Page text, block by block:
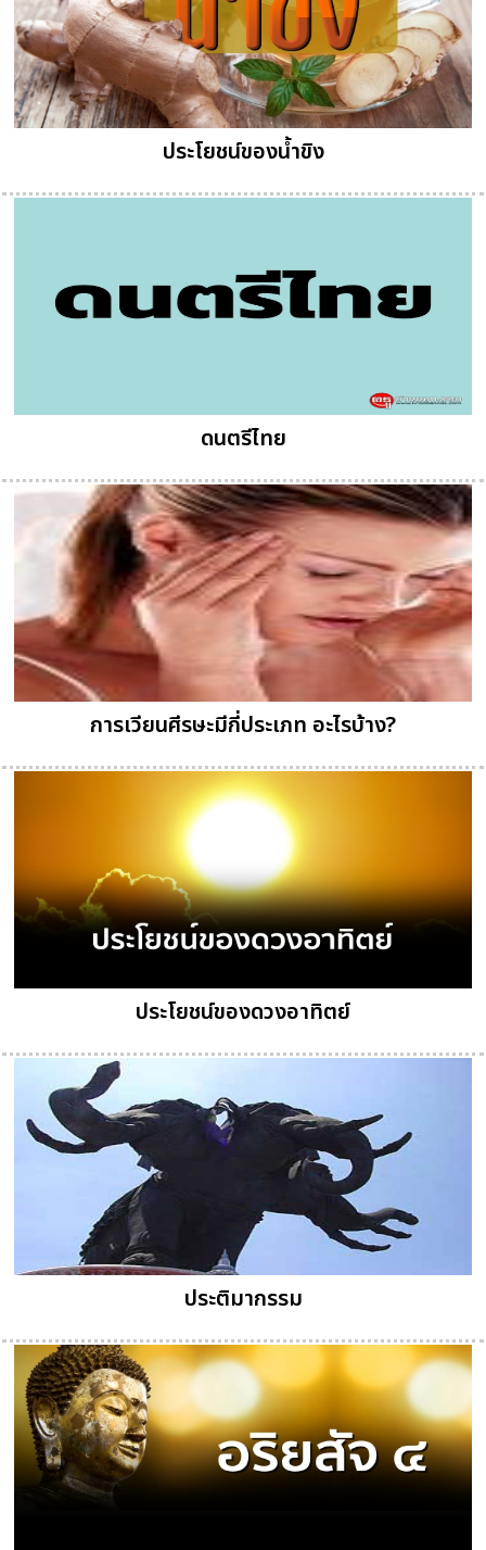
ประโยชน์ของน้ำขิง
ดนตรีไทย
การเวียนศีรษะมีกี่ประเภท อะไรบ้าง?
ประโยชน์ของดวงอาทิตย์
ประติมากรรม